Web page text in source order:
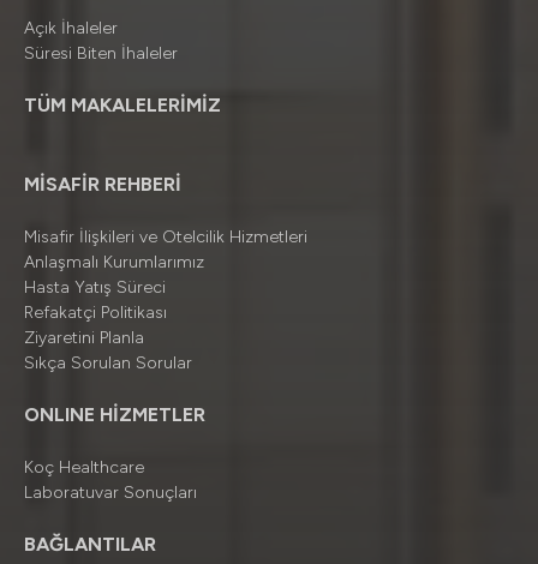
Açık İhaleler
Süresi Biten İhaleler
TÜM MAKALELERİMİZ
MİSAFİR REHBERİ
Misafir İlişkileri ve Otelcilik Hizmetleri
Anlaşmalı Kurumlarımız
Hasta Yatış Süreci
Refakatçi Politikası
Ziyaretini Planla
Sıkça Sorulan Sorular
ONLINE HİZMETLER
Koç Healthcare
Laboratuvar Sonuçları
BAĞLANTILAR